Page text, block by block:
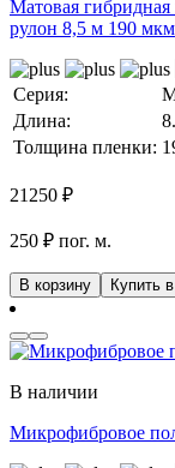
Матовая
рулон 8,5 м 190 мкм
Серия:
Длина:
Толщина пленки:
21250 ₽
250 ₽ пог. м.
В корзину Купить
В наличии
Микрофибровое